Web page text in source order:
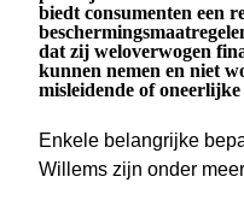
biedt consumenten een
dat zij weloverwogen
kunnen nemen en niet
misleidende of
Enkele belangrijke
Willems zijn onder